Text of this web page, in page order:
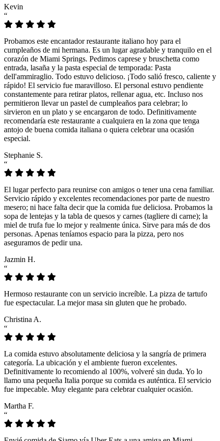
Kevin
“
Probamos este encantador restaurante italiano hoy para el
cumpleaños de mi hermana. Es un lugar agradable y tranquilo en el
corazón de Miami Springs. Pedimos caprese y bruschetta como
entrada, lasaña y la pasta especial de temporada: Pasta
dell'ammiraglio. Todo estuvo delicioso. ¡Todo salió fresco, caliente y
rápido! El servicio fue maravilloso. El personal estuvo pendiente
constantemente para retirar platos, rellenar agua, etc. Incluso nos
permitieron llevar un pastel de cumpleaños para celebrar; lo
sirvieron en un plato y se encargaron de todo. Definitivamente
recomendaría este restaurante a cualquiera en la zona que tenga
antojo de buena comida italiana o quiera celebrar una ocasión
especial.
Stephanie S.
“
El lugar perfecto para reunirse con amigos o tener una cena familiar.
Servicio rápido y excelentes recomendaciones por parte de nuestro
mesero; ni hace falta decir que la comida fue deliciosa. Probamos la
sopa de lentejas y la tabla de quesos y carnes (tagliere di carne); la
miel de trufa fue lo mejor y realmente única. Sirve para más de dos
personas. Apenas teníamos espacio para la pizza, pero nos
aseguramos de pedir una.
Jazmin H.
“
Hermoso restaurante con un servicio increíble. La pizza de tartufo
fue espectacular. La mejor masa sin gluten que he probado.
Christina A.
“
La comida estuvo absolutamente deliciosa y la sangría de primera
categoría. La ubicación y el ambiente fueron excelentes.
Definitivamente lo recomiendo al 100%, volveré sin duda. Yo lo
llamo una pequeña Italia porque su comida es auténtica. El servicio
fue impecable. Muy elegante para celebrar cualquier ocasión.
Martha F.
“